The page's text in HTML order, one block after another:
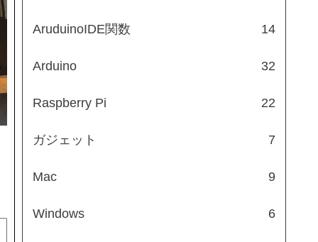
AruduinoIDE関数 14
Arduino 32
Raspberry Pi 22
ガジェット 7
Mac 9
Windows 6